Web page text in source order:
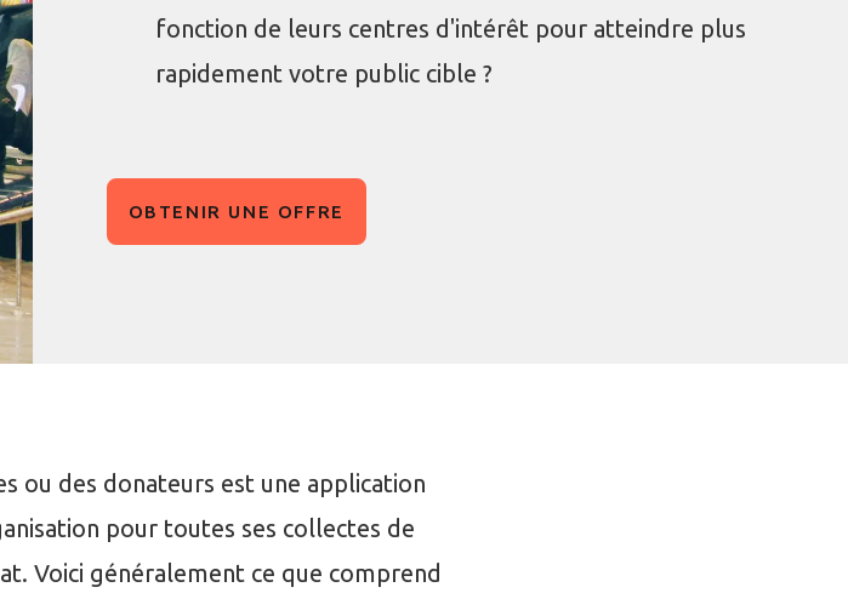
fonction de leurs centres d'intérêt pour atteindre plus
rapidement votre public cible ?
OBTENIR UNE OFFRE
ou des donateurs est une application
pour toutes ses collectes de
Voici généralement ce que comprend